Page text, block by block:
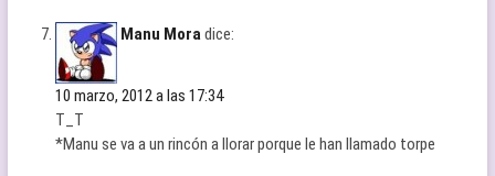
Manu Moradice:
10 marzo, 2012 a las 17:34
T_T
*Manu se va a un rincón a llorar porque le han llamado torpe